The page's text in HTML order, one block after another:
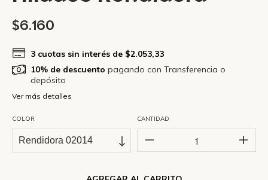
$6.160
3 cuotas sin interés de $2.053,33
10% de descuento pagando con Transferencia o
depósito
Ver más detalles
COLOR CANTIDAD